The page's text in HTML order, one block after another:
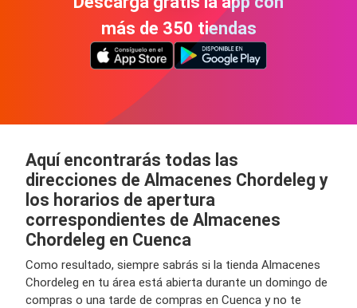
más de 350 tiendas
Aquí encontrarás todas las
direcciones de Almacenes Chordeleg y
los horarios de apertura
correspondientes de Almacenes
Chordeleg en Cuenca
Como resultado, siempre sabrás si la tienda Almacenes
Chordeleg en tu área está abierta durante un domingo de
compras o una tarde de compras en Cuenca y no te